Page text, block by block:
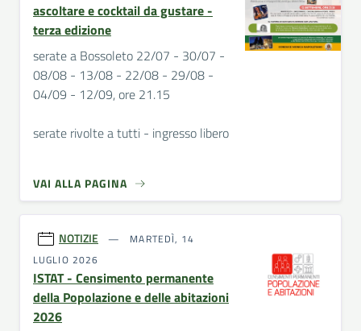
ascoltare e cocktail da gustare -
terza edizione
serate a Bossoleto 22/07 - 30/07 -
08/08 - 13/08 - 22/08 - 29/08 -
04/09 - 12/09, ore 21.15
serate rivolte a tutti - ingresso libero
VAI ALLA PAGINA
NOTIZIE
MARTEDÌ, 14
LUGLIO 2026
ISTAT - Censimento permanente
della Popolazione e delle abitazioni
2026